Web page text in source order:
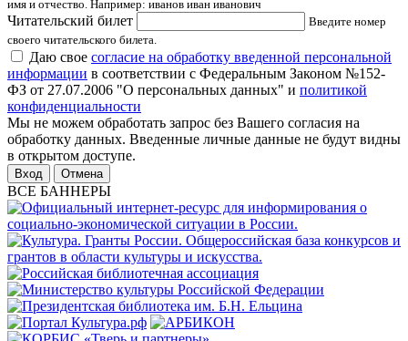
имя и отчество. Например: иванов иван иванович
Читательский билет
Введите номер
своего читательского билета.
Даю свое согласие на обработку введенной персональной
информации в соответствии с Федеральным Законом №152-
ФЗ от 27.07.2006 "О персональных данных" и политикой
конфиденциальности
Мы не можем обработать запрос без Вашего согласия на
обработку данных. Введенные личные данные не будут видны
в открытом доступе.
Отмена
ВСЕ БАННЕРЫ